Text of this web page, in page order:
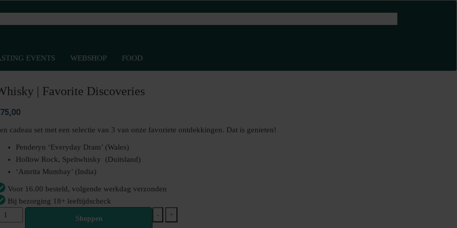
EVENTS WEBSHOP FOOD
| Favorite Discoveries
75,00
cadeau set met een selectie van 3 van onze favoriete ontdekkingen. Dat is genieten!
Penderyn ‘Everyday Dram’ (Wales)
Hollow Rock, Speltwhisky (Duitsland)
‘Amrita Mumbay’ (India)
Voor 16.00 besteld, volgende werkdag verzonden
Bij bezorging 18+ leeftijdscheck
-
+
Shoppen